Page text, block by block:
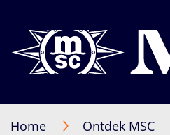
Home Ontdek MSC